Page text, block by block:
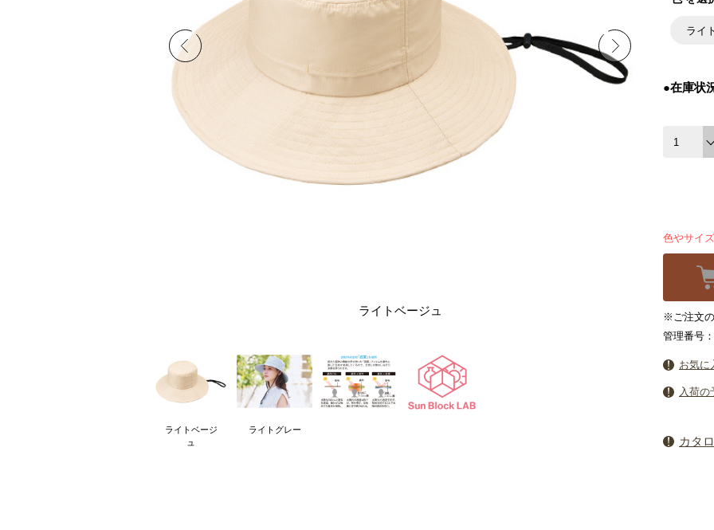
ライトベージュ
ライトベージ
ュ
ライトグレー
ライ
●在庫状
色やサイ
※ご注文
管理番号
お気に
入荷の
カタ